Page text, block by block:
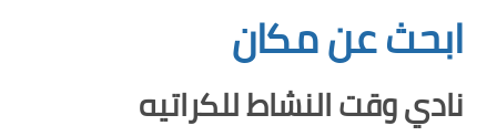
ابحث عن مكان
نادي وقت النشاط للكراتيه